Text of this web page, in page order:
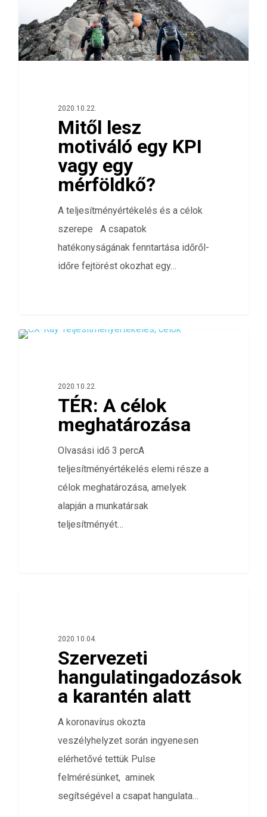
2020.10.22.
Mitől lesz
motiváló egy KPI
vagy egy
mérföldkő?
A teljesítményértékelés és a célok
szerepe A csapatok
hatékonyságának fenntartása időről-
időre fejtörést okozhat egy…
2020.10.22.
TÉR: A célok
meghatározása
Olvasási idő 3 percA
teljesítményértékelés elemi része a
célok meghatározása, amelyek
alapján a munkatársak
teljesítményét…
2020.10.04.
Szervezeti
hangulatingadozások
a karantén alatt
A koronavírus okozta
veszélyhelyzet során ingyenesen
elérhetővé tettük Pulse
felmérésünket, aminek
segítségével a csapat hangulata…